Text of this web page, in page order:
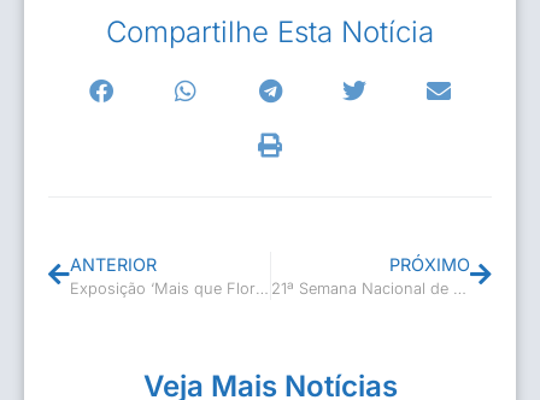
Compartilhe Esta Notícia
ANTERIOR
Exposição ‘Mais que Flores’
PRÓXIMO
21ª Semana Nacional de Museus – Oficina de Artesanato em Taboa
Veja Mais Notícias